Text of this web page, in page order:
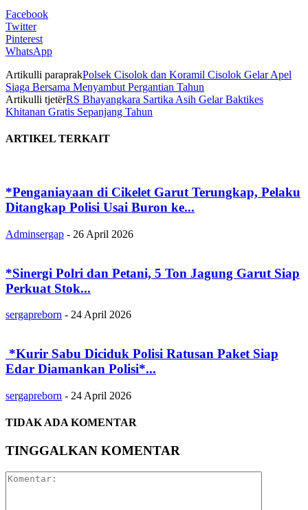
Facebook
Twitter
Pinterest
WhatsApp
Artikulli paraprakPolsek Cisolok dan Koramil Cisolok Gelar Apel
Siaga Bersama Menyambut Pergantian Tahun
Artikulli tjetërRS Bhayangkara Sartika Asih Gelar Baktikes
Khitanan Gratis Sepanjang Tahun
ARTIKEL TERKAIT
*Penganiayaan di Cikelet Garut Terungkap, Pelaku
Ditangkap Polisi Usai Buron ke...
Adminsergap - 26 April 2026
‎*Sinergi Polri dan Petani, 5 Ton Jagung Garut Siap
Perkuat Stok...
sergapreborn - 24 April 2026
‎ ‎*Kurir Sabu Diciduk Polisi Ratusan Paket Siap
Edar Diamankan Polisi*...
sergapreborn - 24 April 2026
TIDAK ADA KOMENTAR
TINGGALKAN KOMENTAR